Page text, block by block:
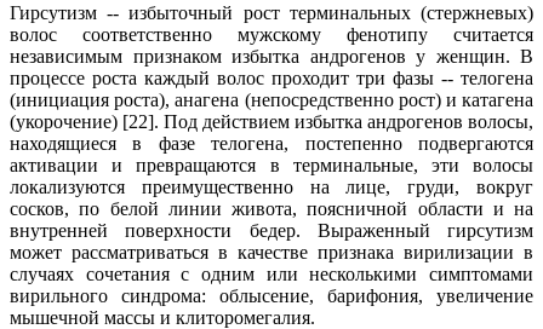
Гирсутизм -- избыточный рост терминальных (стержневых)
волос соответственно мужскому фенотипу считается
независимым признаком избытка андрогенов у женщин. В
процессе роста каждый волос проходит три фазы -- телогена
(инициация роста), анагена (непосредственно рост) и катагена
(укорочение) [22]. Под действием избытка андрогенов волосы,
находящиеся в фазе телогена, постепенно подвергаются
активации и превращаются в терминальные, эти волосы
локализуются преимущественно на лице, груди, вокруг
сосков, по белой линии живота, поясничной области и на
внутренней поверхности бедер. Выраженный гирсутизм
может рассматриваться в качестве признака вирилизации в
случаях сочетания с одним или несколькими симптомами
вирильного синдрома: облысение, барифония, увеличение
мышечной массы и клиторомегалия.